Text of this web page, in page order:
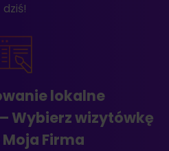
dziś!
lokalne
Wybierz wizytówkę
Firma